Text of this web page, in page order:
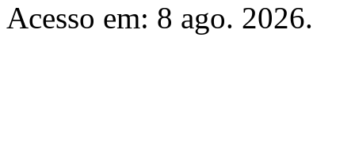
Acesso em: 8 ago. 2026.